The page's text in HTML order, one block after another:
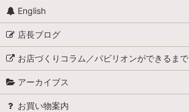
English
店長ブログ
お店づくりコラム／パビリオンができるまで
アーカイブス
お買い物案内